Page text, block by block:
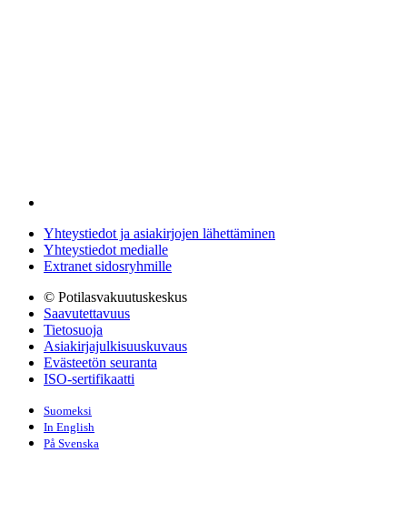
Yhteystiedot ja asiakirjojen lähettäminen
Yhteystiedot medialle
Extranet sidosryhmille
© Potilasvakuutuskeskus
Saavutettavuus
Tietosuoja
Asiakirjajulkisuuskuvaus
Evästeetön seuranta
ISO-sertifikaatti
Suomeksi
In English
På Svenska